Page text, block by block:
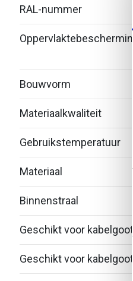
RAL-nummer
Oppervlaktebescherming
Bouwvorm
Materiaalkwaliteit
Gebruikstemperatuur
Materiaal
Binnenstraal
Geschikt voor
Geschikt voor